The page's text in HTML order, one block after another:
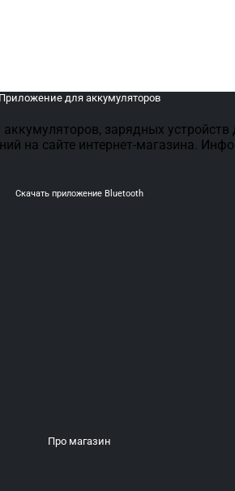
Приложение для аккумуляторов
зарядных устройств
на сайте интернет-магазина.
Скачать приложение Bluetooth
Про магазин